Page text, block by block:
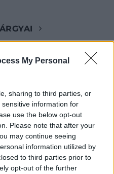
My Personal
sharing to third parties, or
information for
use the below opt-out
Please note that after your
may continue seeing
information utilized by
to third parties prior to
opt-out of the further